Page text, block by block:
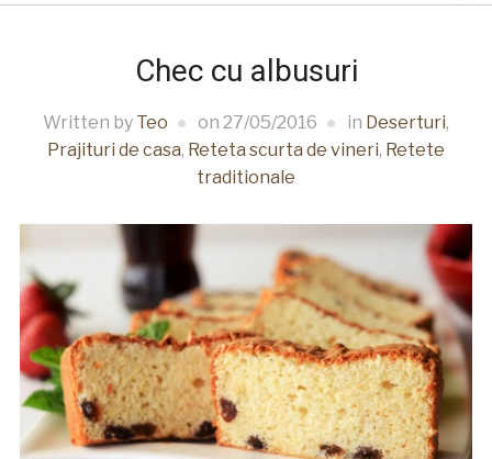
Chec cu albusuri
Written by Teo on 27/05/2016 in Deserturi,
Prajituri de casa, Reteta scurta de vineri, Retete
traditionale